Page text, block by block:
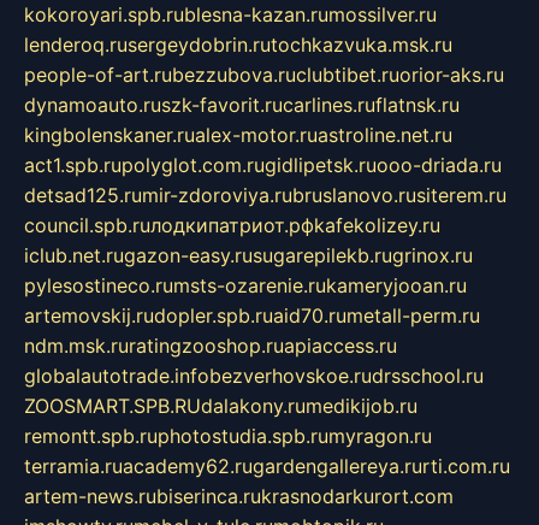
kokoroyari.spb.rublesna-kazan.rumossilver.ru
lenderoq.rusergeydobrin.rutochkazvuka.msk.ru
people-of-art.rubezzubova.ruclubtibet.ruorior-aks.ru
dynamoauto.ruszk-favorit.rucarlines.ruflatnsk.ru
kingbolenskaner.rualex-motor.ruastroline.net.ru
act1.spb.rupolyglot.com.rugidlipetsk.ruooo-driada.ru
detsad125.rumir-zdoroviya.rubruslanovo.rusiterem.ru
council.spb.ruлодкипатриот.рфkafekolizey.ru
iclub.net.rugazon-easy.rusugarepilekb.rugrinox.ru
pylesostineco.rumsts-ozarenie.rukameryjooan.ru
artemovskij.rudopler.spb.ruaid70.rumetall-perm.ru
ndm.msk.ruratingzooshop.ruapiaccess.ru
globalautotrade.infobezverhovskoe.rudrsschool.ru
ZOOSMART.SPB.RUdalakony.rumedikijob.ru
remontt.spb.ruphotostudia.spb.rumyragon.ru
terramia.ruacademy62.rugardengallereya.rurti.com.ru
artem-news.rubiserinca.rukrasnodarkurort.com